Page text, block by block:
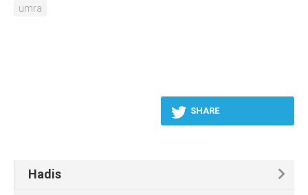
umra
SHARE
Hadis